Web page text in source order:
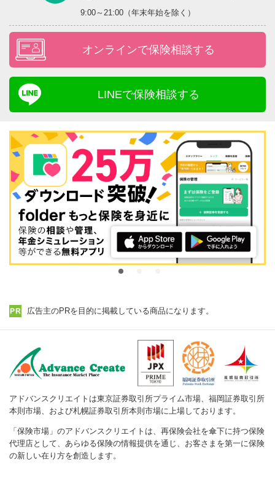
9:00～21:00（年末年始を除く）
オンラインで保険相談する
LINEで保険相談する
広告主のPRを目的に掲載している商品になります。
アドバンスクリエイトは東京証券取引所プライム市場、福岡証券取引所
本則市場、および札幌証券取引所本則市場に上場しております。
「保険市場」のアドバンスクリエイトは、再保険会社を傘下に持つ保険
代理店として、あらゆる保険の情報提供を通じ、お客さまを第一に保険
の新しい在り方を創造します。